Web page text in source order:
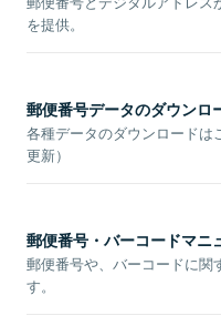
を提供。
郵便番号データのダウンロ
各種データのダウンロードは
更新）
郵便番号・バーコードマニ
郵便番号や、バーコードに関
す。